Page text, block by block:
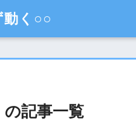
動く○○
の記事一覧